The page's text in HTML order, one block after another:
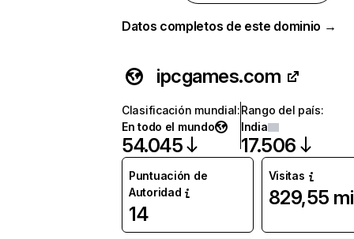
Datos completos de este dominio →
ipcgames.com
Clasificación mundial:
En todo el mundo
54.045
Rango del país:
India
17.506
Puntuación de
Autoridad
14
Visitas
829,55